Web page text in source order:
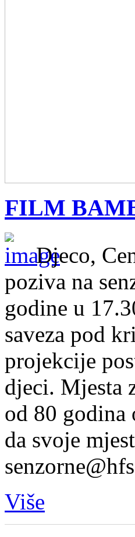
FILM
Djeco,
poziva na
godine u
saveza pod
projekcije
djeci. Mjesta
od 80 godina
da svoje
Više